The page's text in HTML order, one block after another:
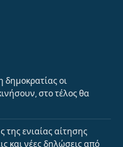
οι
στο τέλος θα
ενιαίας αίτησης
και νέες δηλώσεις από